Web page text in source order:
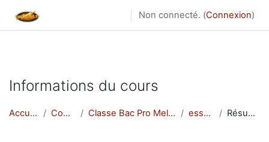
Formation au métier d'électricien; Formation
electricite; Devenir électricien
Non connecté. (Connexion)
Informations du cours
Accueil Cours Classe Bac Pro Melec essais Résumé